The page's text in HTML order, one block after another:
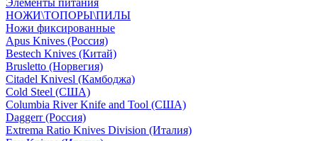
Элементы питания
НОЖИ\ТОПОРЫ\ПИЛЫ
Ножи фиксированные
Apus Knives (Россия)
Bestech Knives (Китай)
Brusletto (Норвегия)
Citadel Knivesl (Камбоджа)
Cold Steel (США)
Columbia River Knife and Tool (США)
Daggerr (Россия)
Extrema Ratio Knives Division (Италия)